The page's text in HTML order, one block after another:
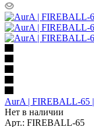
AurA | FIREBALL-65 |
Нет в наличии
Арт.: FIREBALL-65